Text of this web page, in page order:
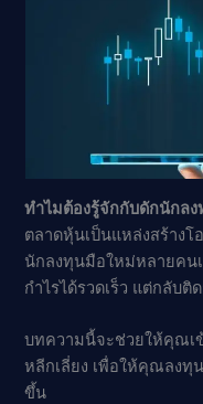
ทำไมต้องรู้จักกับดักนักล
ตลาดหุ้นเป็นแหล่งสร้างโ
นักลงทุนมือใหม่หลายคน
กำไรได้รวดเร็ว แต่กลับ
บทความนี้จะช่วยให้คุณเ
หลีกเลี่ยง เพื่อให้คุณลงทุ
ขึ้น